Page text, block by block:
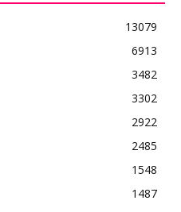
13079
6913
3482
3302
2922
2485
1548
1487